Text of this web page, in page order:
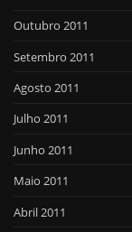
Outubro 2011
Setembro 2011
Agosto 2011
Julho 2011
Junho 2011
Maio 2011
Abril 2011